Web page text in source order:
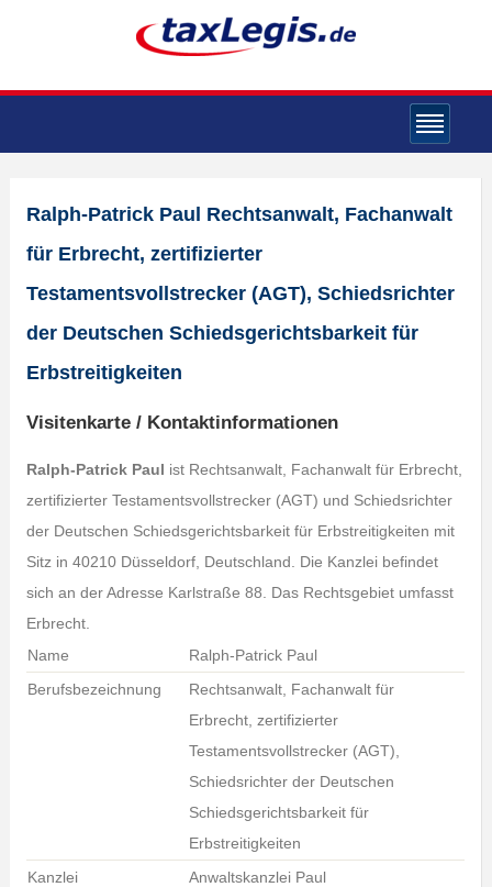
Ralph-Patrick Paul Rechtsanwalt, Fachanwalt
für Erbrecht, zertifizierter
Testamentsvollstrecker (AGT), Schiedsrichter
der Deutschen Schiedsgerichtsbarkeit für
Erbstreitigkeiten
Visitenkarte / Kontaktinformationen
Ralph-Patrick Paul ist Rechtsanwalt, Fachanwalt für Erbrecht,
zertifizierter Testamentsvollstrecker (AGT) und Schiedsrichter
der Deutschen Schiedsgerichtsbarkeit für Erbstreitigkeiten mit
Sitz in 40210 Düsseldorf, Deutschland. Die Kanzlei befindet
sich an der Adresse Karlstraße 88. Das Rechtsgebiet umfasst
Erbrecht.
Name
Ralph-Patrick Paul
Berufsbezeichnung
Rechtsanwalt, Fachanwalt für
Erbrecht, zertifizierter
Testamentsvollstrecker (AGT),
Schiedsrichter der Deutschen
Schiedsgerichtsbarkeit für
Erbstreitigkeiten
Kanzlei
Anwaltskanzlei Paul